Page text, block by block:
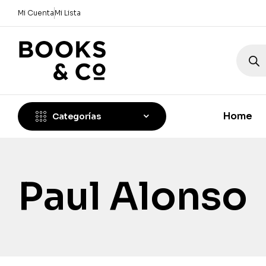
Mi Cuenta Mi Lista
Categorías Home
Paul Alonso